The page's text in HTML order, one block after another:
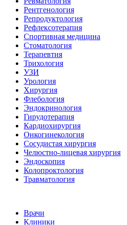
Рентгенология
Репродуктология
Рефлексотерапия
Спортивная медицина
Стоматология
Терапевтия
Трихология
УЗИ
Урология
Хирургия
Флебология
Эндокринология
Гирудотерапия
Кардиохирургия
Онкогинекология
Сосудистая хирургия
Челюстно-лицевая хирургия
Эндоскопия
Колопроктология
Травматология
Врачи
Клиники